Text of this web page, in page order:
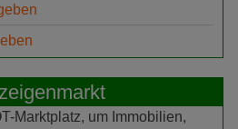
Marktplatz, um Immobilien,